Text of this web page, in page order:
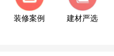
装修案例 建材严选